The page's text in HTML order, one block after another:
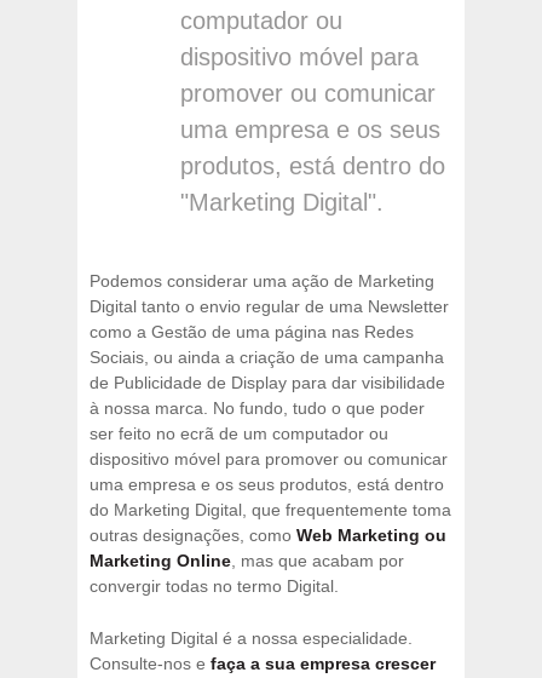
computador ou
dispositivo móvel para
promover ou comunicar
uma empresa e os seus
produtos, está dentro do
"Marketing Digital".
Podemos considerar uma ação de Marketing
Digital tanto o envio regular de uma Newsletter
como a Gestão de uma página nas Redes
Sociais, ou ainda a criação de uma campanha
de Publicidade de Display para dar visibilidade
à nossa marca. No fundo, tudo o que poder
ser feito no ecrã de um computador ou
dispositivo móvel para promover ou comunicar
uma empresa e os seus produtos, está dentro
do Marketing Digital, que frequentemente toma
outras designações, como Web Marketing ou
Marketing Online , mas que acabam por
convergir todas no termo Digital.
Marketing Digital é a nossa especialidade.
Consulte-nos e faça a sua empresa crescer